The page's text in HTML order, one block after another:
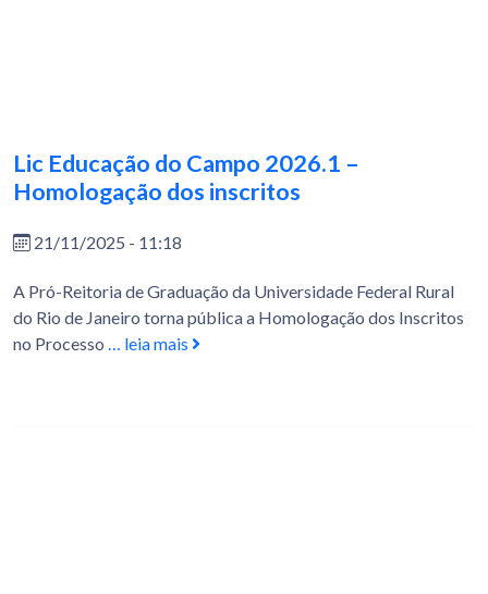
Lic Educação do Campo 2026.1 –
Homologação dos inscritos
21/11/2025 - 11:18
A Pró-Reitoria de Graduação da Universidade Federal Rural
do Rio de Janeiro torna pública a Homologação dos Inscritos
no Processo … leia mais